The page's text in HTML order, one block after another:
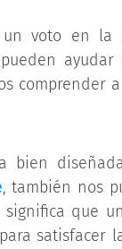
un voto en
pueden
comprender
bien
, también nos
que
satisfacer